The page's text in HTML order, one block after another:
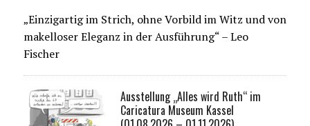
„Einzigartig im Strich, ohne Vorbild im Witz und von
makelloser Eleganz in der Ausführung“ – Leo
Fischer
Ausstellung „Alles wird Ruth“ im
Caricatura Museum Kassel